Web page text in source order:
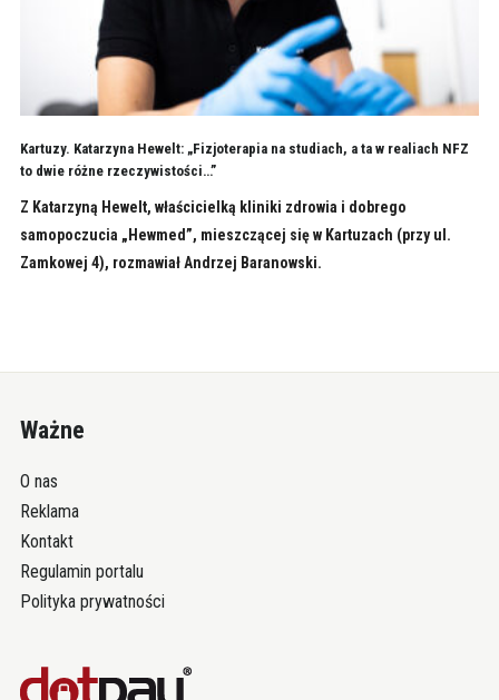
Kartuzy. Katarzyna Hewelt: „Fizjoterapia na studiach, a ta w realiach NFZ
to dwie różne rzeczywistości…”
Z Katarzyną Hewelt, właścicielką kliniki zdrowia i dobrego
samopoczucia „Hewmed”, mieszczącej się w Kartuzach (przy ul.
Zamkowej 4), rozmawiał Andrzej Baranowski.
Ważne
O nas
Reklama
Kontakt
Regulamin portalu
Polityka prywatności